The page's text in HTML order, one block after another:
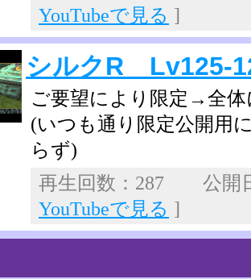
YouTubeで見る ]
シルクR Lv125-
ご要望により限定→全体
(いつも通り限定公開用
らず)
再生回数：287 公開
YouTubeで見る ]